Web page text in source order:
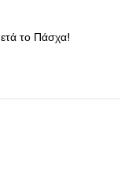
το Πάσχα!